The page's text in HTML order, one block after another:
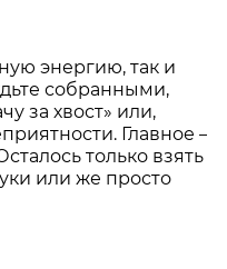
энергию, так и
собранными,
за хвост» или,
Главное–
только взять
или же просто